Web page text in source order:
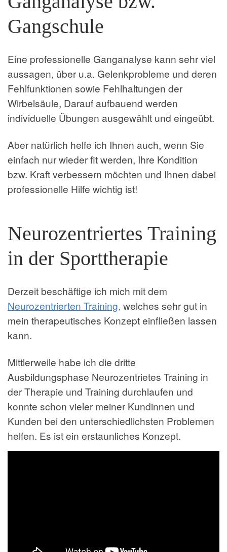
Gangschule
Eine professionelle Ganganalyse kann sehr viel
aussagen, über u.a. Gelenkprobleme und deren
Fehlfunktionen sowie Fehlhaltungen der
Wirbelsäule, Darauf aufbauend werden
individuelle Übungen ausgewählt und eingeübt.
Aber natürlich helfe ich Ihnen auch, wenn Sie
einfach nur wieder fit werden, Ihre Kondition
bzw. Kraft verbessern möchten und Ihnen dabei
professionelle Hilfe wichtig ist!
Neurozentriertes Training
in der Sporttherapie
Derzeit beschäftige ich mich mit dem
Neurozentrierten Training, welches sehr gut in
mein therapeutisches Konzept einfließen lassen
kann.
Mittlerweile habe ich die dritte
Ausbildungsphase Neurozentrietes Training in
der Therapie und Training durchlaufen und
konnte schon vieler meiner Kundinnen und
Kunden bei den unterschiedlichsten Problemen
helfen. Es ist ein erstaunliches Konzept.